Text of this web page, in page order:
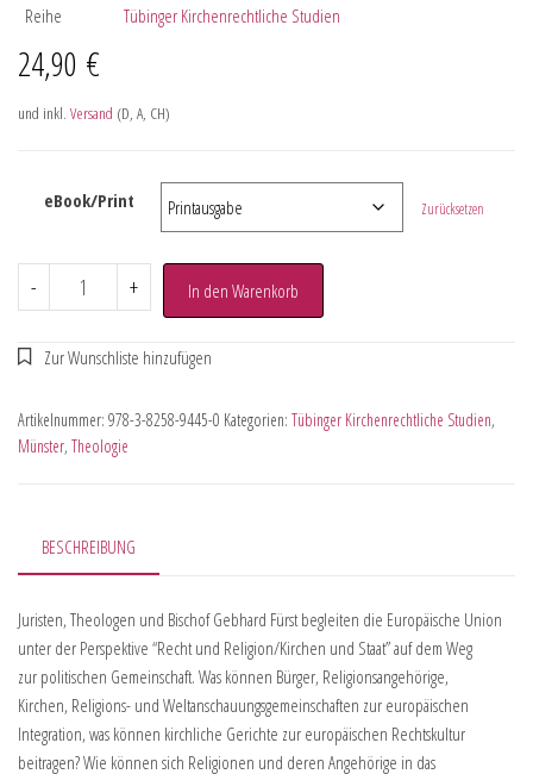
Reihe
Tübinger Kirchenrechtliche Studien
24,90 €
und inkl. Versand (D, A, CH)
eBook/Print Zurücksetzen
- + In den Warenkorb
Artikelnummer: 978-3-8258-9445-0 Kategorien: Tübinger Kirchenrechtliche Studien,
Münster, Theologie
BESCHREIBUNG
Juristen, Theologen und Bischof Gebhard Fürst begleiten die Europäische Union
unter der Perspektive “Recht und Religion/Kirchen und Staat” auf dem Weg
zur politischen Gemeinschaft. Was können Bürger, Religionsangehörige,
Kirchen, Religions- und Weltanschauungsgemeinschaften zur europäischen
Integration, was können kirchliche Gerichte zur europäischen Rechtskultur
beitragen? Wie können sich Religionen und deren Angehörige in das